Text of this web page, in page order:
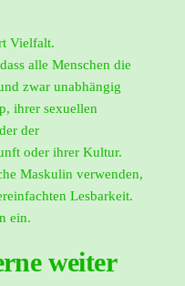
Vielfalt.
alle Menschen die
zwar unabhängig
ihrer sexuellen
der
oder ihrer Kultur.
Maskulin verwenden,
Lesbarkeit.
ein.
weiter